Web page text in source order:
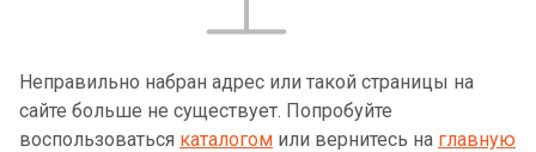
Неправильно набран адрес или такой страницы на
сайте больше не существует. Попробуйте
воспользоваться каталогом или вернитесь на главную